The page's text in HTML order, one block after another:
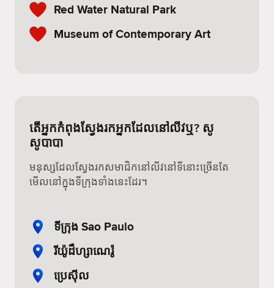
Red Water Natural Park
Museum of Contemporary Art
តើអ្នកកំពុងស្វែងរកអ្នកដែលនៅលីវឬ? សូ
សូបាបា
មនុស្សដែលស្វែងរកសមាជិកនៅលីវនៅទីនោះច្រើនតែ
មើលនៅក្នុងទីក្រុងទាំងនេះដែរ។
ទីក្រុង Sao Paulo
រីយ៉ូដឺហ្សាណេរ៉ូ
ប្រេស៊ីល